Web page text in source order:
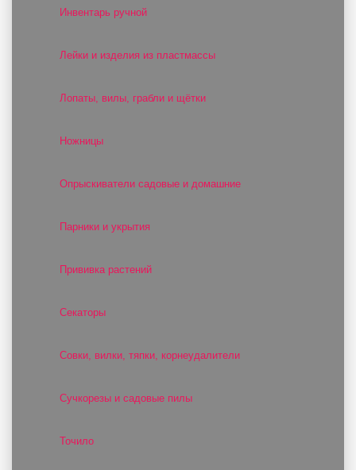
Инвентарь ручной
Лейки и изделия из пластмассы
Лопаты, вилы, грабли и щётки
Ножницы
Опрыскиватели садовые и домашние
Парники и укрытия
Прививка растений
Секаторы
Совки, вилки, тяпки, корнеудалители
Сучкорезы и садовые пилы
Точило